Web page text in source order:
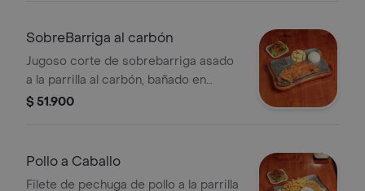
al horno y una fresca ensalada con
lechuga, tomate y cebolla crocante.
¡una opción deliciosa y completa para
los amantes del buen comer!
SobreBarriga al carbón
Jugoso corte de sobrebarriga asado
a la parrilla al carbón, bañado en
hogao de tomate y cebolla. servido
cherry y cebolla crocante. un sabor
$ 51.900
Pollo a Caballo
Filete de pechuga de pollo a la parrilla